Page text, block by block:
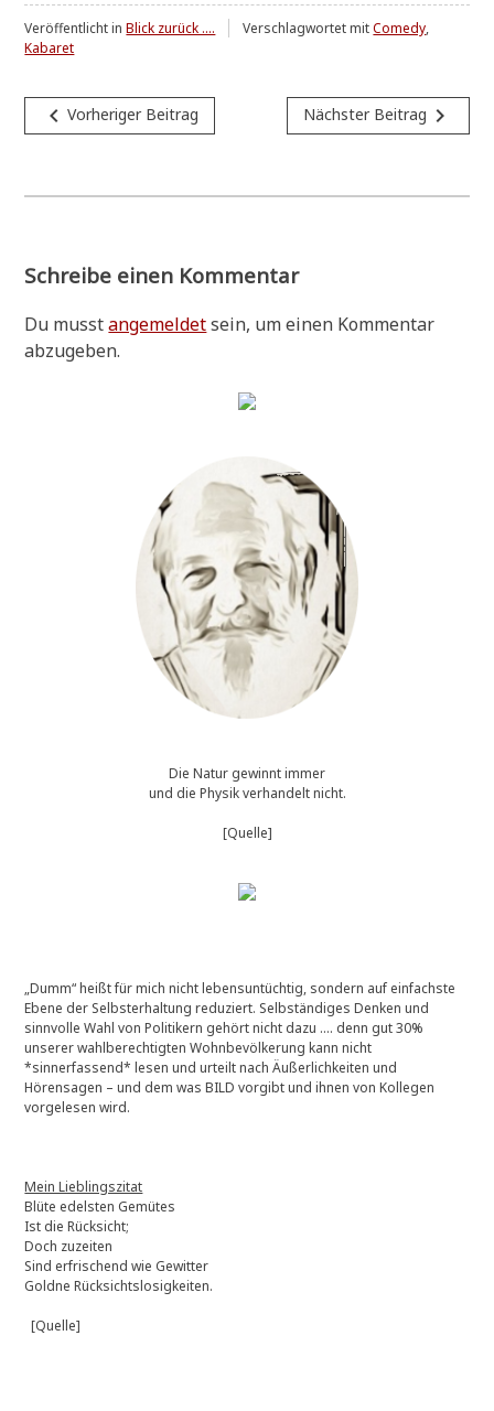
Veröffentlicht inBlick zurück .... Verschlagwortet mitComedy,
Kabaret
Beitragsnavigation
navigate_beforeVorheriger Beitrag Nächster Beitrag navigate_next
Schreibe einen Kommentar
Du musstangemeldetsein, um einen Kommentar
abzugeben.
Die Natur gewinnt immer
und die Physik verhandelt nicht.
[Quelle]
„Dumm“ heißt für mich nicht lebensuntüchtig, sondern auf einfachste
Ebene der Selbsterhaltung reduziert. Selbständiges Denken und
sinnvolle Wahl von Politikern gehört nicht dazu …. denn gut 30%
unserer wahlberechtigten Wohnbevölkerung kann nicht
*sinnerfassend* lesen und urteilt nach Äußerlichkeiten und
Hörensagen – und dem was BILD vorgibt und ihnen von Kollegen
vorgelesen wird.
Mein Lieblingszitat
Blüte edelsten Gemütes
Ist die Rücksicht;
Doch zuzeiten
Sind erfrischend wie Gewitter
Goldne Rücksichtslosigkeiten.
[Quelle]